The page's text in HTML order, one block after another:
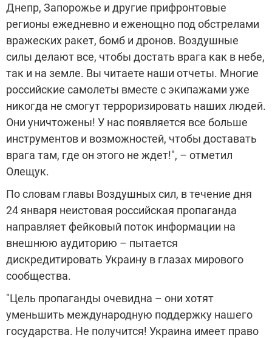
Днепр, Запорожье и другие прифронтовые
регионы ежедневно и еженощно под обстрелами
вражеских ракет, бомб и дронов. Воздушные
силы делают все, чтобы достать врага как в небе,
так и на земле. Вы читаете наши отчеты. Многие
российские самолеты вместе с экипажами уже
никогда не смогут терроризировать наших людей.
Они уничтожены! У нас появляется все больше
инструментов и возможностей, чтобы доставать
врага там, где он этого не ждет!", – отметил
Олещук.
По словам главы Воздушных сил, в течение дня
24 января неистовая российская пропаганда
направляет фейковый поток информации на
внешнюю аудиторию – пытается
дискредитировать Украину в глазах мирового
сообщества.
"Цель пропаганды очевидна – они хотят
уменьшить международную поддержку нашего
государства. Не получится! Украина имеет право